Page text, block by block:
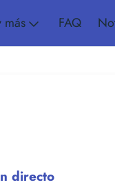
más FAQ
directo